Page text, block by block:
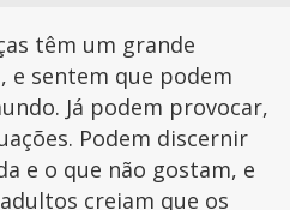
têm um grande
e sentem que podem
Já podem provocar,
Podem discernir
e o que não gostam, e
creiam que os